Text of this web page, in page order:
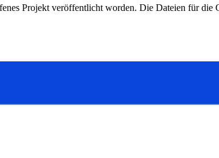
Projekt veröffentlicht worden. Die Dateien für die